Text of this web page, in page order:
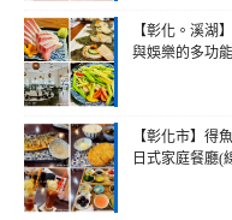
【彰化。溪湖
與娛樂的多功
【彰化市】得
日式家庭餐廳(